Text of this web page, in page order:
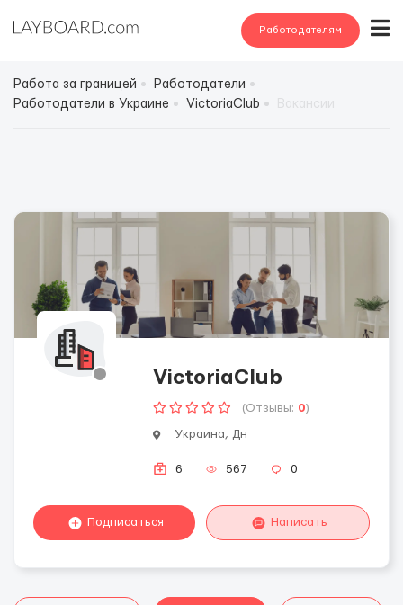
Работодателям
Работа за границей
Работодатели
Работодатели в Украине
VictoriaClub
VictoriaClub
(Отзывы: 0)
Украина, Дн
6 567 0
Подписаться Написать